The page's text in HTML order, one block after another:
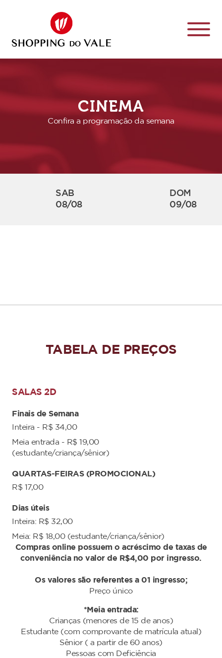
CINEMA
Confira a programação da semana
SAB
08/08
DOM
09/08
TABELA DE PREÇOS
SALAS 2D
Finais de Semana
Inteira - R$ 34,00
Meia entrada - R$ 19,00
(estudante/criança/sênior)
QUARTAS-FEIRAS (PROMOCIONAL)
R$ 17,00
Dias úteis
Inteira: R$ 32,00
Meia: R$ 18,00 (estudante/criança/sênior)
Compras online possuem o acréscimo de taxas de
conveniência no valor de R$4,00 por ingresso.
Os valores são referentes a 01 ingresso;
Preço único
*Meia entrada:
Crianças (menores de 15 de anos)
Estudante (com comprovante de matrícula atual)
Sênior ( a partir de 60 anos)
Pessoas com Deficiência